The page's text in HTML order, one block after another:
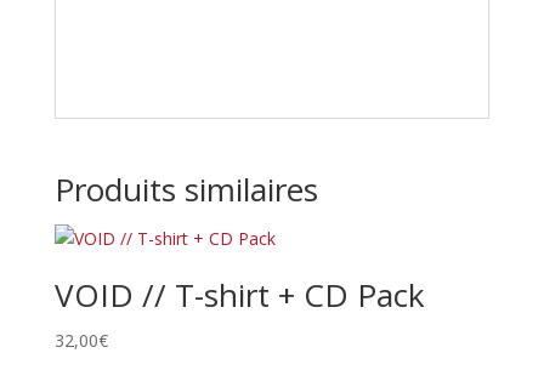
Produits similaires
VOID // T-shirt + CD Pack
32,00€